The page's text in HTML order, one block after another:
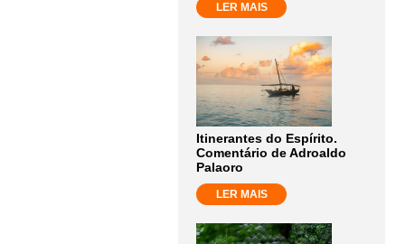
LER MAIS
Itinerantes do Espírito.
Comentário de Adroaldo
Palaoro
LER MAIS